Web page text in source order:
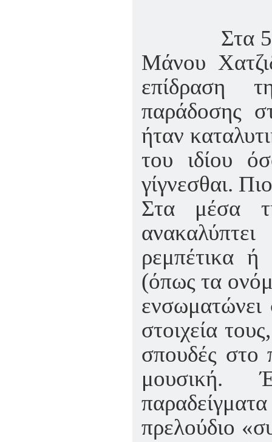
Στα
Μάνου
επίδραση
παράδοσης
ήταν
του ιδίου
γίγνεσθαι.
Στα μέσα
ρεμπέτικα
(όπως τα
ενσωματώνει
στοιχεία
σπουδές στο
μουσική.
πρελούδιο